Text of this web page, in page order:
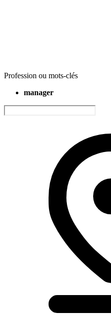
Profession ou mots-clés
manager